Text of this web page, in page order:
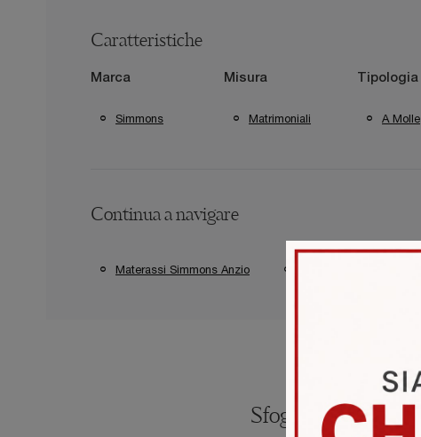
Caratteristiche
Marca
Simmons
Misura
Matrimoniali
Tipologia
A Molle
Continua a navigare
Materassi Simmons Anzio
Sfoglia i cataloghi